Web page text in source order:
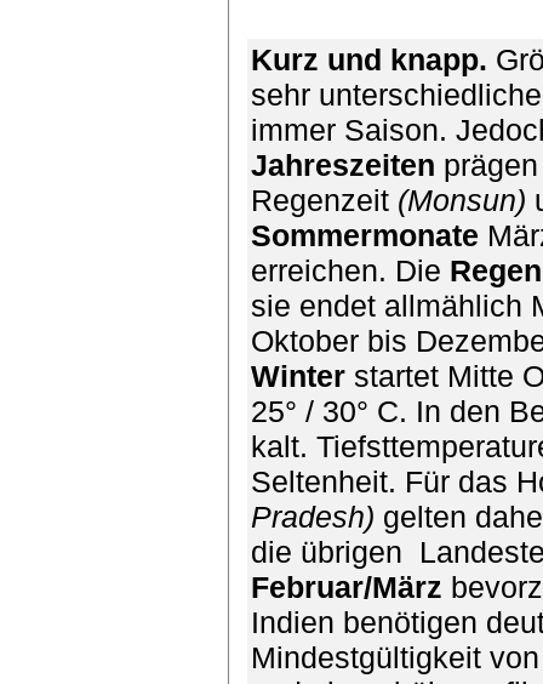
Kurz und knapp.
sehr
immer Saison.
Jahreszeiten
Regenzeit (Monsun)
Sommermonate
erreichen. Die
sie endet allmählich
Oktober bis
Winter startet Mitte
25° / 30° C. In den
kalt.
Seltenheit. Für das
Pradesh) gelten
die übrigen
Februar/März
Indien benötigen
Mindestgültigkeit